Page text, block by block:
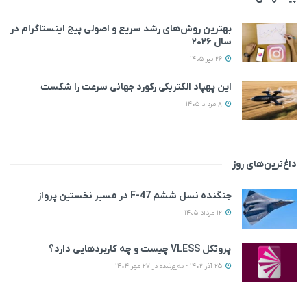
بهترین روش‌های رشد سریع و اصولی پیج اینستاگرام در
سال ۲۰۲۶
این پهپاد الکتریکی رکورد جهانی سرعت را شکست
داغ‌ترین‌های روز
جنگنده نسل ششم F-47 در مسیر نخستین پرواز
پروتکل VLESS چیست و چه کاربردهایی دارد؟